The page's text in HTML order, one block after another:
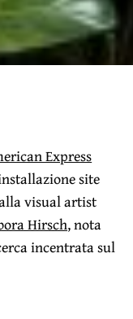
Express
site
visual artist
Hirsch, nota
incentrata sul